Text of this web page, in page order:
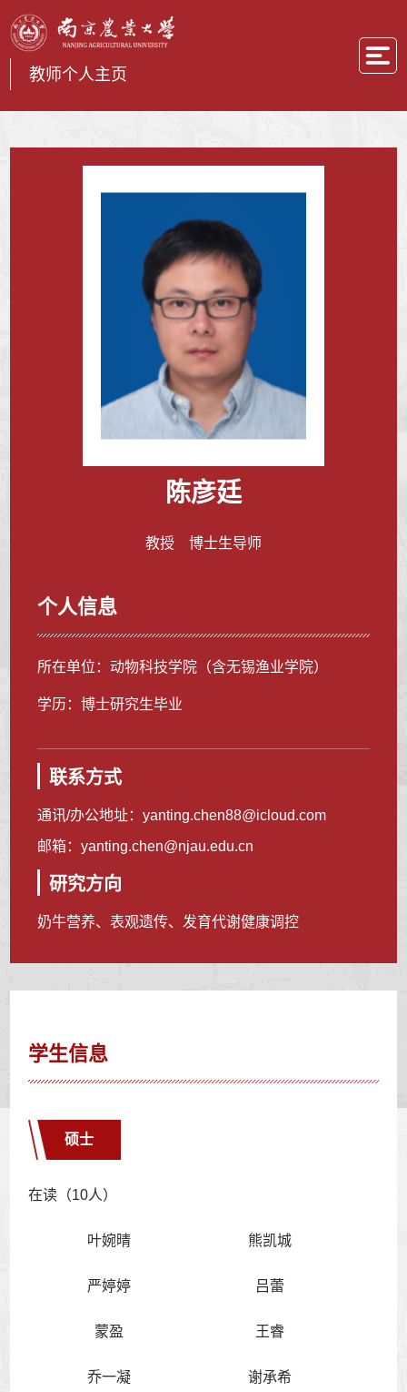
教师个人主页
陈彦廷
教授 博士生导师
个人信息
所在单位：动物科技学院（含无锡渔业学院）
学历：博士研究生毕业
联系方式
通讯/办公地址：yanting.chen88@icloud.com
邮箱：yanting.chen@njau.edu.cn
研究方向
奶牛营养、表观遗传、发育代谢健康调控
学生信息
硕士
在读（10人）
叶婉晴 熊凯城
严婷婷 吕蕾
蒙盈 王睿
乔一凝 谢承希